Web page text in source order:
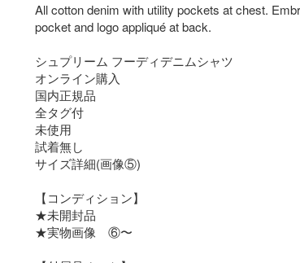
All cotton denim with utility pockets at chest.
pocket and logo appliqué at back.
シュプリーム フーディデニムシャツ
オンライン購入
国内正規品
全タグ付
未使用
試着無し
サイズ詳細(画像⑤)
【コンディション】
★未開封品
★実物画像　⑥〜